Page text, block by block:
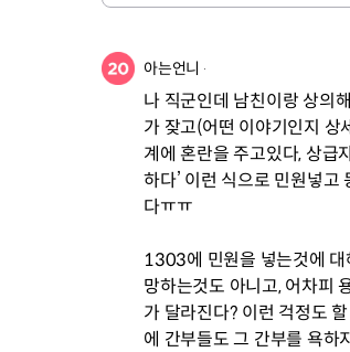
아는언니
나 직군인데 남친이랑 상의
가 잦고(어떤 이야기인지 상
계에 혼란을 주고있다, 상급
하다’ 이런 식으로 민원넣
다ㅠㅠ
1303에 민원을 넣는것에
망하는것도 아니고, 어차피
가 달라진다? 이런 걱정도
에 간부들도 그 간부를 욕